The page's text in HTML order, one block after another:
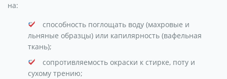
на:
способность поглощать воду (махровые и
льняные образцы) или капилярность (вафельная
ткань);
сопротивляемость окраски к стирке, поту и
сухому трению;